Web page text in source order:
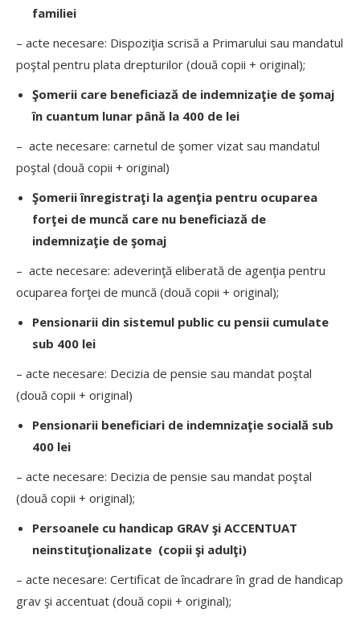
familiei
– acte necesare: Dispoziţia scrisă a Primarului sau mandatul
poştal pentru plata drepturilor (două copii + original);
Şomerii care beneficiază de indemnizaţie de şomaj
în cuantum lunar până la 400 de lei
– acte necesare: carnetul de şomer vizat sau mandatul
poştal (două copii + original)
Şomerii înregistraţi la agenţia pentru ocuparea
forţei de muncă care nu beneficiază de
indemnizaţie de şomaj
– acte necesare: adeverinţă eliberată de agenţia pentru
ocuparea forţei de muncă (două copii + original);
Pensionarii din sistemul public cu pensii cumulate
sub 400 lei
– acte necesare: Decizia de pensie sau mandat poştal
(două copii + original)
Pensionarii beneficiari de indemnizaţie socială sub
400 lei
– acte necesare: Decizia de pensie sau mandat poştal
(două copii + original);
Persoanele cu handicap GRAV şi ACCENTUAT
neinstituţionalizate (copii şi adulţi)
– acte necesare: Certificat de încadrare în grad de handicap
grav şi accentuat (două copii + original);